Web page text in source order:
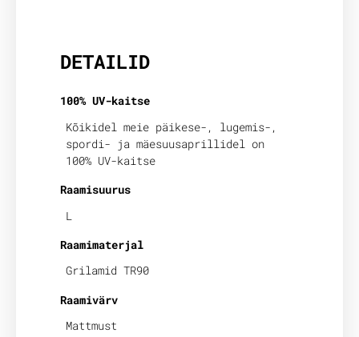
DETAILID
100% UV-kaitse
Kõikidel meie päikese-, lugemis-,
spordi- ja mäesuusaprillidel on
100% UV-kaitse
Raamisuurus
L
Raamimaterjal
Grilamid TR90
Raamivärv
Mattmust